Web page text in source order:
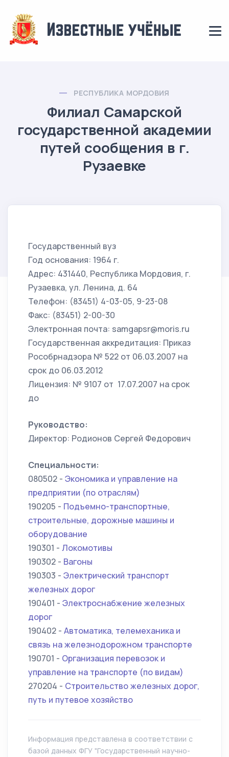
РЕСПУБЛИКА МОРДОВИЯ
Филиал Самарской
государственной академии
путей сообщения в г.
Рузаевке
Государственный вуз
Год основания: 1964 г.
Адрес: 431440, Республика Мордовия, г.
Рузаевка, ул. Ленина, д. 64
Телефон: (83451) 4-03-05, 9-23-08
Факс: (83451) 2-00-30
Электронная почта: samgapsr@moris.ru
Государственная аккредитация: Приказ
Рособрнадзора № 522 от 06.03.2007 на
срок до 06.03.2012
Лицензия: № 9107 от 17.07.2007 на срок
до
Руководство:
Директор: Родионов Сергей Федорович
Специальности:
080502 - Экономика и управление на
предприятии (по отраслям)
190205 - Подъемно-транспортные,
строительные, дорожные машины и
оборудование
190301 - Локомотивы
190302 - Вагоны
190303 - Электрический транспорт
железных дорог
190401 - Электроснабжение железных
дорог
190402 - Автоматика, телемеханика и
связь на железнодорожном транспорте
190701 - Организация перевозок и
управление на транспорте (по видам)
270204 - Строительство железных дорог,
путь и путевое хозяйство
Информация представлена в соответствии с
базой данных ФГУ "Государственный научно-